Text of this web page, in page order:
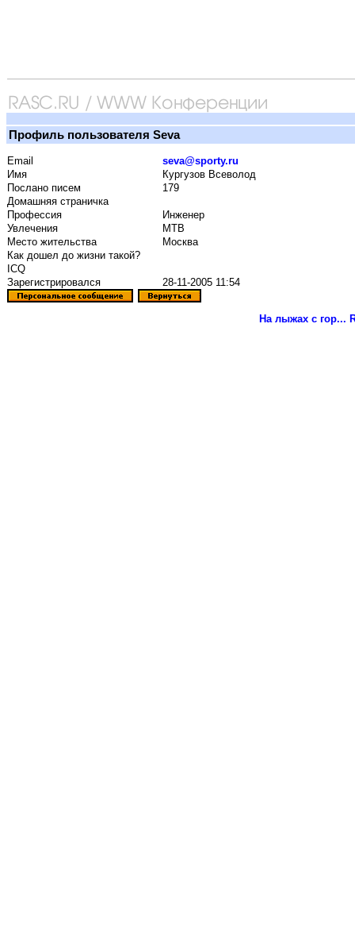
Профиль пользователя Seva
Email
seva@sporty.ru
Имя
Кургузов Всеволод
Послано писем
179
Домашняя страничка
Профессия
Инженер
Увлечения
MTB
Место жительства
Москва
Как дошел до жизни такой?
ICQ
Зарегистрировался
28-11-2005 11:54
На лыжах с гор...